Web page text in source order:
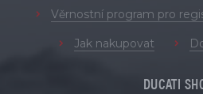
Věrnostní program pro
Jak nakupovat
DUCATI